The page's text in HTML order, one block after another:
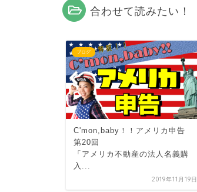
合わせて読みたい！
ブログ
C'mon,baby！！アメリカ申告
第20回
「アメリカ不動産の法人名義購
入...
2019年11月19日